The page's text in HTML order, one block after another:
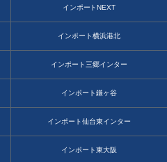
インポートNEXT
インポート横浜港北
インポート三郷インター
インポート鎌ヶ谷
インポート仙台東インター
インポート東大阪